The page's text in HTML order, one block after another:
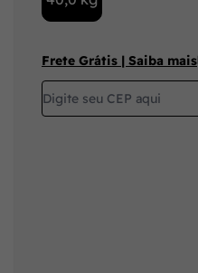
Frete Grátis | Saiba mais